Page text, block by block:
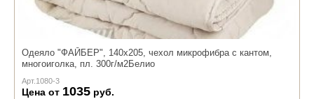
Микрофибра
Одеяло "ФАЙБЕР", 140х205, чехол микрофибра с кантом,
многоиголка, пл. 300г/м2Белио
Арт. 1080-3
Цена от 1035 руб.